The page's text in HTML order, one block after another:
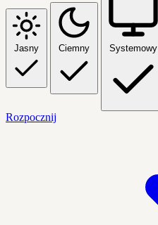
Jasny Ciemny Systemowy
Rozpocznij